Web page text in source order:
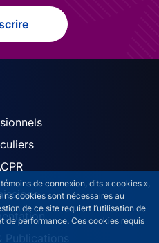
de connexion, dits « cookies »,
cookies sont nécessaires au
de ce site requiert l’utilisation de
de performance. Ces cookies requis
Publications